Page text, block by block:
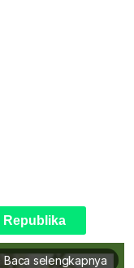
Republika
Baca selengkapnya